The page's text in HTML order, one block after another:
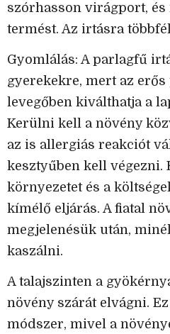
szórhasson virágport, és
termést. Az irtásra
Gyomlálás: A parlagfű
gyerekekre, mert az
levegőben kiválthatja a
Kerülni kell a növény
az is allergiás reakciót
kesztyűben kell végezni.
környezetet és a
kímélő eljárás. A fiatal
megjelenésük után,
kaszálni.
A talajszinten a
növény szárát elvágni.
módszer, mivel a